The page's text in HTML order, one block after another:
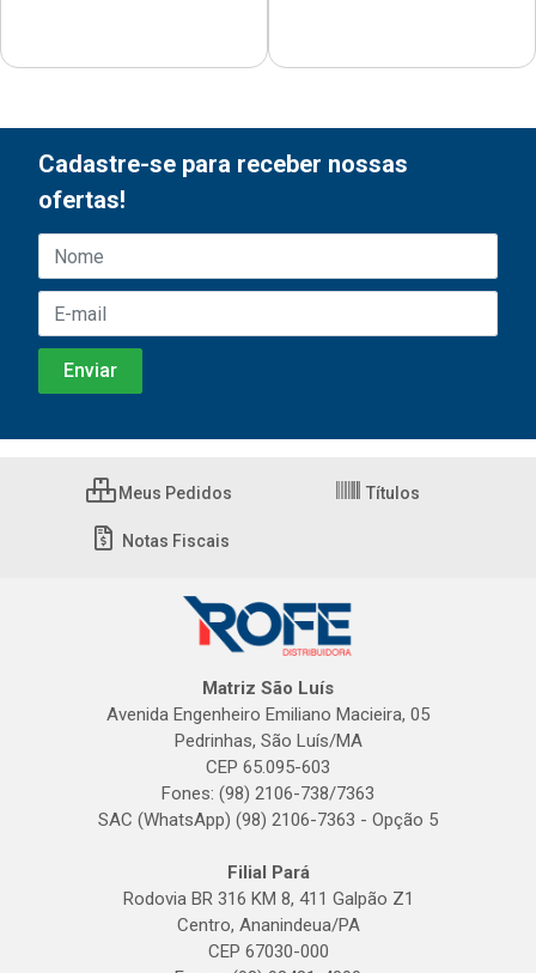
Cadastre-se para receber nossas
ofertas!
Meus Pedidos Títulos
Notas Fiscais
Matriz São Luís
Avenida Engenheiro Emiliano Macieira, 05
Pedrinhas, São Luís/MA
CEP 65.095-603
Fones: (98) 2106-738/7363
SAC (WhatsApp) (98) 2106-7363 - Opção 5
Filial Pará
Rodovia BR 316 KM 8, 411 Galpão Z1
Centro, Ananindeua/PA
CEP 67030-000